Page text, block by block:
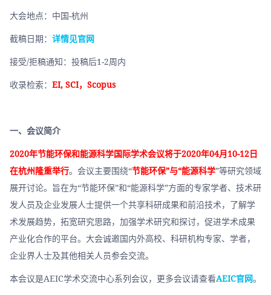
大会地点：中国-杭州
截稿日期： 详情见官网
接受/拒稿通知：投稿后1-2周内
收录检索： EI, SCI，Scopus
一、会议简介
2020年节能环保和能源科学国际学术会议将于2020年04月10-12日
在杭州隆重举行。会议主要围绕“节能环保”与“能源科学”等研究领域
展开讨论。旨在为“节能环保”和“能源科学”方面的专家学者、技术研
发人员及企业发展人士提供一个共享科研成果和前沿技术，了解学
术发展趋势，拓宽研究思路，加强学术研究和探讨，促进学术成果
产业化合作的平台。大会诚邀国内外高校、科研机构专家、学者，
企业界人士及其他相关人员参会交流。
本会议是AEIC学术交流中心系列会议，更多会议请查看AEIC官网。